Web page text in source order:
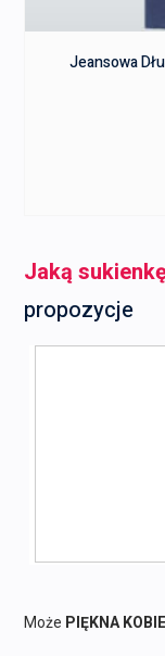
Jeansowa
Jaką
propozycje
Może PIĘKNA